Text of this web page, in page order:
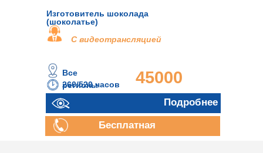
Изготовитель шоколада
(шоколатье)
260/520 часов
45000
руб.Подробнее
Бесплатная
Все
регионы
С видеотрансляцией